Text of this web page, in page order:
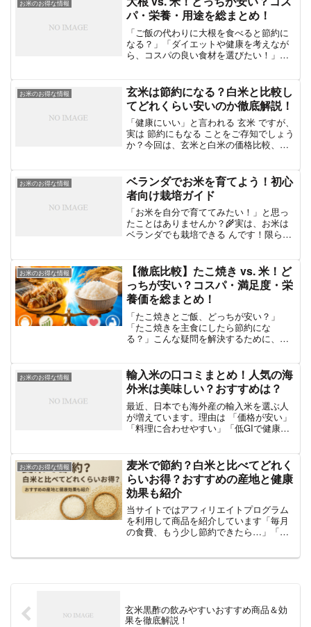
お米のお得な情報
パ・栄養・用途を総まとめ！
「ご飯の代わりに大根を食べると節約に
なる？」「ダイエットや健康を考えなが
ら、コスパの良い食材を選びたい！」こ
比較しました！この記事でわかること✅
スーパーでの平均価格（...
お米のお得な情報
玄米は節約になる？白米と比較し
てどれくらい安いのか徹底解説！
「健康にいい」と言われる 玄米 ですが、
実は 節約にもなる ことをご存知でしょう
か？今回は、玄米と白米の価格比較、節
米は本当に節約できる？白米との価格比
較玄米の方が安...
お米のお得な情報
ベランダでお米を育てよう！初心
者向け栽培ガイド
「お米を自分で育ててみたい！」と思っ
たことはありませんか？🌾実は、お米は
ベランダでも栽培できる んです！限られ
ベランダでお米を育てる方法 を分かりや
すく解説します！...
お米のお得な情報
【徹底比較】たこ焼き vs. 米！ど
っちが安い？コスパ・満足度・栄
養価を総まとめ！
「たこ焼きとご飯、どっちが安い？」
「たこ焼きを主食にしたら節約にな
る？」こんな疑問を解決するために、た
かること✅ スーパー・コンビニでの価格
比較（1食あたり）✅ どちら...
お米のお得な情報
輸入米の口コミまとめ！人気の海
外米は美味しい？おすすめは？
最近、日本でも海外産の輸入米を選ぶ人
が増えています。理由は 「価格が安い」
「料理に合わせやすい」「低GIで健康
外国産の米について関心を持つ人が多く
なっている印象です。...
お米のお得な情報
麦米で節約？白米と比べてどれく
らいお得？おすすめの産地と健康
効果も紹介
当サイトではアフィリエイトプログラム
を利用して商品を紹介しています「毎月
の食費、もう少し節約できたら…」「健
玄米黒酢の飲みやすいおすすめ商品＆効
果を徹底解説！